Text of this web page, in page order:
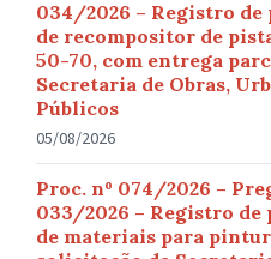
034/2026 – Registro de
de recompositor de
50-70, com entrega
Secretaria de Obras,
Públicos
05/08/2026
Proc. nº 074/2026 –
033/2026 – Registro de
de materiais para